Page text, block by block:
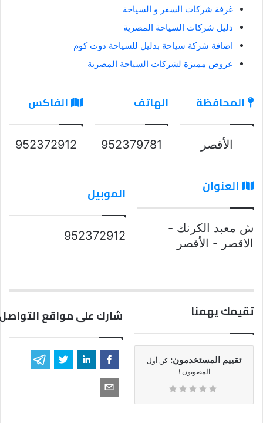
غرفة شركات السفر و السياحة
دليل شركات السياحة المصرية
اضافة شركة سياحة بدليل للسياحة دوت كوم
عروض مميزة لشركات السياحة المصرية
المحافظة
الأقصر
الهاتف
952379781
الفاكس
952372912
العنوان
ش معبد الكرنك -
الاقصر - الأقصر
الموبيل
952372912
تقيمك يهمنا
تقييم المستخدمون: كن أول
المصوتون !
شارك على مواقع